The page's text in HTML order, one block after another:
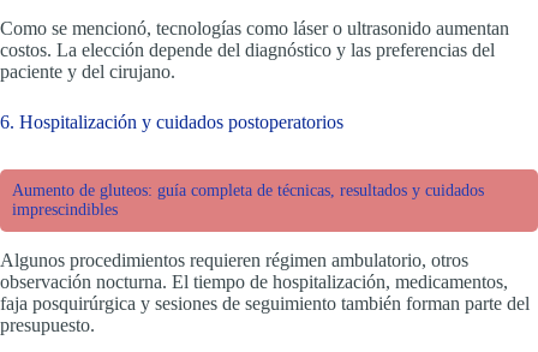
Como se mencionó, tecnologías como láser o ultrasonido aumentan
costos. La elección depende del diagnóstico y las preferencias del
paciente y del cirujano.
6. Hospitalización y cuidados postoperatorios
Aumento de gluteos: guía completa de técnicas, resultados y cuidados
imprescindibles
Algunos procedimientos requieren régimen ambulatorio, otros
observación nocturna. El tiempo de hospitalización, medicamentos,
faja posquirúrgica y sesiones de seguimiento también forman parte del
presupuesto.